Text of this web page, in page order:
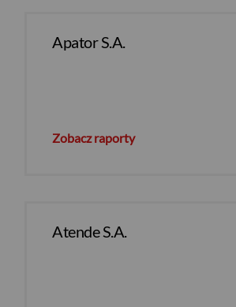
Apator S.A.
Zobacz raporty
Atende S.A.